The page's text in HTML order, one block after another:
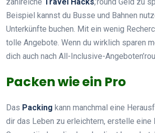
Beispiel kannst du Busse und Bahnen
Unterkünfte buchen. Mit ein wenig
tolle Angebote. Wenn du wirklich sparen
dich auch nach All-Inclusive-
Packen wie ein Pro
Das Packing kann manchmal eine
dir das Leben zu erleichtern, erstelle eine